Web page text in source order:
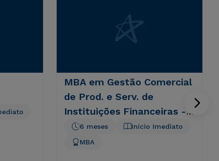
MBA em Gestão Comercial
de Prod. e Serv. de
Instituições Financeiras - 6
meses
Início Imediato
6 meses
MBA